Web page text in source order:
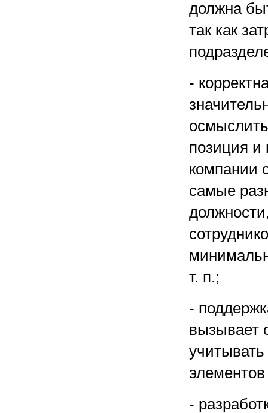
должна
так как
-
позиция и
компании
самые
т. п.;
-
вызывает
-